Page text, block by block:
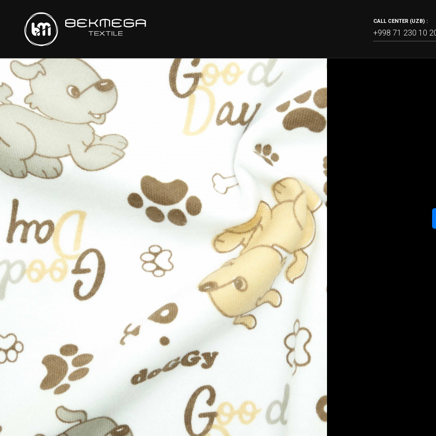
CALL CENTER (UZB) :
+998 71 230 10